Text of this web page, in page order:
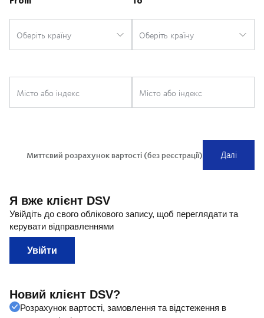
Я вже клієнт DSV
Увійдіть до свого облікового запису, щоб переглядати та
керувати відправленнями
Увійти
Новий клієнт DSV?
Розрахунок вартості, замовлення та відстеження в